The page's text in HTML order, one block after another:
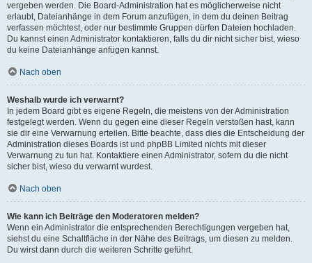
vergeben werden. Die Board-Administration hat es möglicherweise nicht
erlaubt, Dateianhänge in dem Forum anzufügen, in dem du deinen Beitrag
verfassen möchtest, oder nur bestimmte Gruppen dürfen Dateien hochladen.
Du kannst einen Administrator kontaktieren, falls du dir nicht sicher bist, wieso
du keine Dateianhänge anfügen kannst.
Nach oben
Weshalb wurde ich verwarnt?
In jedem Board gibt es eigene Regeln, die meistens von der Administration
festgelegt werden. Wenn du gegen eine dieser Regeln verstoßen hast, kann
sie dir eine Verwarnung erteilen. Bitte beachte, dass dies die Entscheidung der
Administration dieses Boards ist und phpBB Limited nichts mit dieser
Verwarnung zu tun hat. Kontaktiere einen Administrator, sofern du die nicht
sicher bist, wieso du verwarnt wurdest.
Nach oben
Wie kann ich Beiträge den Moderatoren melden?
Wenn ein Administrator die entsprechenden Berechtigungen vergeben hat,
siehst du eine Schaltfläche in der Nähe des Beitrags, um diesen zu melden.
Du wirst dann durch die weiteren Schritte geführt.